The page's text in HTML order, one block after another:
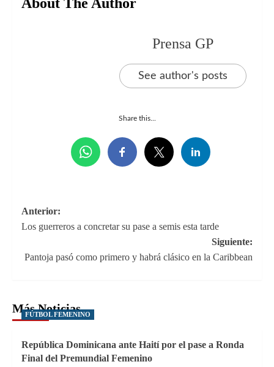
Prensa GP
See author's posts
Share this...
Navegación
de
entradas
Anterior:
Los guerreros a concretar su pase a semis esta tarde
Siguiente:
Pantoja pasó como primero y habrá clásico en la Caribbean
Más Noticias
FÚTBOL FEMENINO
República Dominicana ante Haití por el pase a Ronda
Final del Premundial Femenino